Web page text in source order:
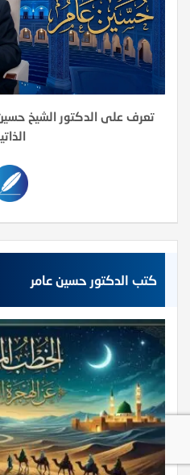
تعرف على الدكتور الشيخ
كتب الدكتور حسين عامر